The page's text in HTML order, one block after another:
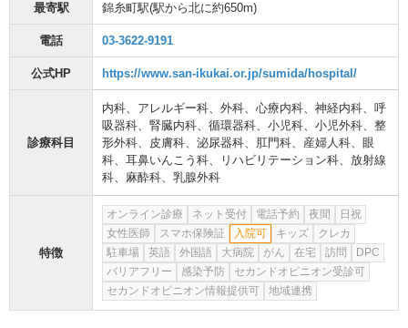
最寄駅 錦糸町駅(駅から北に約650m)
電話 03-3622-9191
公式HP https://www.san-ikukai.or.jp/sumida/hospital/
診療科目
内科、 アレルギー科、 外科、 心療内科、 神経内科、 呼
吸器科、 腎臓内科、 循環器科、 小児科、 小児外科、 整
形外科、 皮膚科、 泌尿器科、 肛門科、 産婦人科、 眼
科、 耳鼻いんこう科、 リハビリテーション科、 放射線
科、 麻酔科、 乳腺外科
特徴
オンライン診療 ネット受付 電話予約 夜間
日祝
女性医師
スマホ保険証 入院可 キッズ
クレカ
駐車場
英語 外国語 大病院 がん 在宅 訪問
DPC
バリアフリー
感染予防
セカンドオピニオン受診可
セカンドオピニオン情報提供可
地域連携